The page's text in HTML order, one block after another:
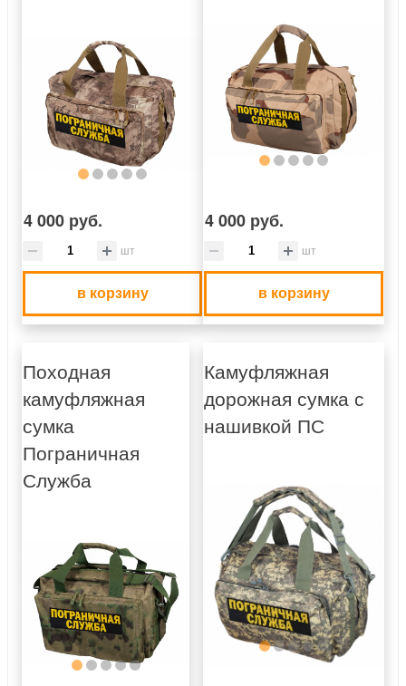
4 000 руб.
шт
в корзину
4 000 руб.
шт
в корзину
Походная
камуфляжная
сумка
Пограничная
Служба
Камуфляжная
дорожная сумка с
нашивкой ПС